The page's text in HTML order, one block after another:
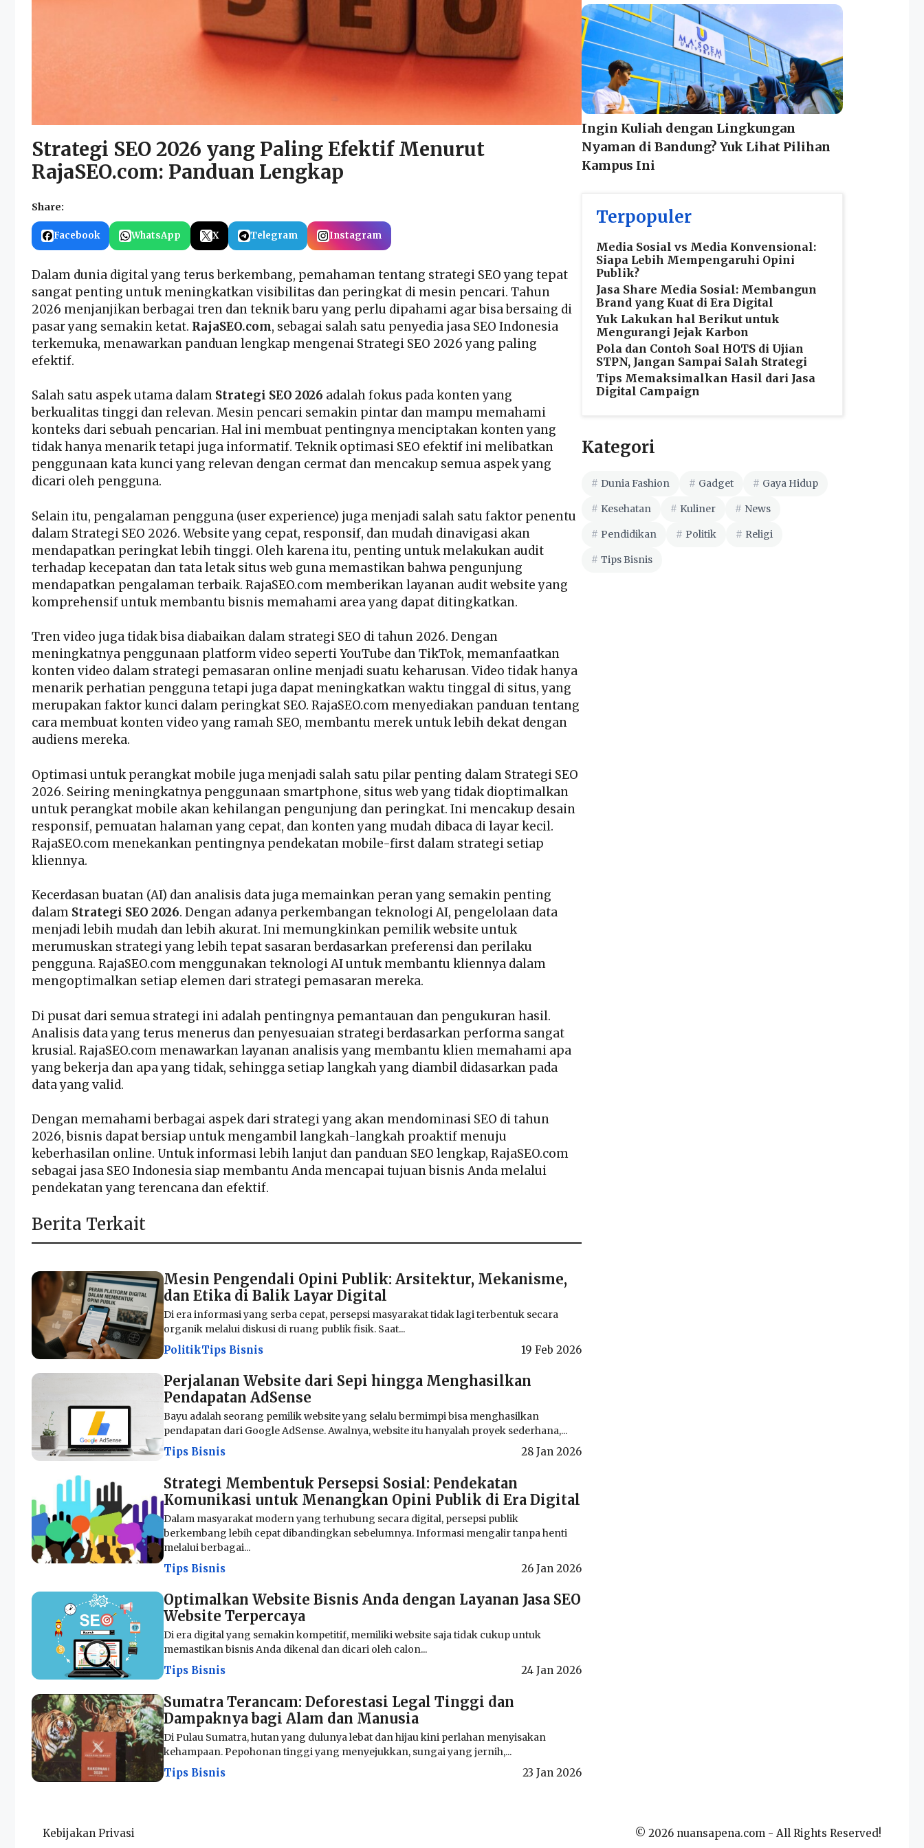
Strategi SEO 2026 yang Paling Efektif Menurut
RajaSEO.com: Panduan Lengkap
Share:
Facebook WhatsApp X Telegram Instagram
Dalam dunia digital yang terus berkembang, pemahaman tentang strategi SEO yang tepat
sangat penting untuk meningkatkan visibilitas dan peringkat di mesin pencari. Tahun
2026 menjanjikan berbagai tren dan teknik baru yang perlu dipahami agar bisa bersaing di
pasar yang semakin ketat. RajaSEO.com, sebagai salah satu penyedia jasa SEO Indonesia
terkemuka, menawarkan panduan lengkap mengenai Strategi SEO 2026 yang paling
efektif.
Salah satu aspek utama dalam Strategi SEO 2026 adalah fokus pada konten yang
berkualitas tinggi dan relevan. Mesin pencari semakin pintar dan mampu memahami
konteks dari sebuah pencarian. Hal ini membuat pentingnya menciptakan konten yang
tidak hanya menarik tetapi juga informatif. Teknik optimasi SEO efektif ini melibatkan
penggunaan kata kunci yang relevan dengan cermat dan mencakup semua aspek yang
dicari oleh pengguna.
Selain itu, pengalaman pengguna (user experience) juga menjadi salah satu faktor penentu
dalam Strategi SEO 2026. Website yang cepat, responsif, dan mudah dinavigasi akan
mendapatkan peringkat lebih tinggi. Oleh karena itu, penting untuk melakukan audit
terhadap kecepatan dan tata letak situs web guna memastikan bahwa pengunjung
mendapatkan pengalaman terbaik. RajaSEO.com memberikan layanan audit website yang
komprehensif untuk membantu bisnis memahami area yang dapat ditingkatkan.
Tren video juga tidak bisa diabaikan dalam strategi SEO di tahun 2026. Dengan
meningkatnya penggunaan platform video seperti YouTube dan TikTok, memanfaatkan
konten video dalam strategi pemasaran online menjadi suatu keharusan. Video tidak hanya
menarik perhatian pengguna tetapi juga dapat meningkatkan waktu tinggal di situs, yang
merupakan faktor kunci dalam peringkat SEO. RajaSEO.com menyediakan panduan tentang
cara membuat konten video yang ramah SEO, membantu merek untuk lebih dekat dengan
audiens mereka.
Optimasi untuk perangkat mobile juga menjadi salah satu pilar penting dalam Strategi SEO
2026. Seiring meningkatnya penggunaan smartphone, situs web yang tidak dioptimalkan
untuk perangkat mobile akan kehilangan pengunjung dan peringkat. Ini mencakup desain
responsif, pemuatan halaman yang cepat, dan konten yang mudah dibaca di layar kecil.
RajaSEO.com menekankan pentingnya pendekatan mobile-first dalam strategi setiap
kliennya.
Kecerdasan buatan (AI) dan analisis data juga memainkan peran yang semakin penting
dalam Strategi SEO 2026. Dengan adanya perkembangan teknologi AI, pengelolaan data
menjadi lebih mudah dan lebih akurat. Ini memungkinkan pemilik website untuk
merumuskan strategi yang lebih tepat sasaran berdasarkan preferensi dan perilaku
pengguna. RajaSEO.com menggunakan teknologi AI untuk membantu kliennya dalam
mengoptimalkan setiap elemen dari strategi pemasaran mereka.
Di pusat dari semua strategi ini adalah pentingnya pemantauan dan pengukuran hasil.
Analisis data yang terus menerus dan penyesuaian strategi berdasarkan performa sangat
krusial. RajaSEO.com menawarkan layanan analisis yang membantu klien memahami apa
yang bekerja dan apa yang tidak, sehingga setiap langkah yang diambil didasarkan pada
data yang valid.
Dengan memahami berbagai aspek dari strategi yang akan mendominasi SEO di tahun
2026, bisnis dapat bersiap untuk mengambil langkah-langkah proaktif menuju
keberhasilan online. Untuk informasi lebih lanjut dan panduan SEO lengkap, RajaSEO.com
sebagai jasa SEO Indonesia siap membantu Anda mencapai tujuan bisnis Anda melalui
pendekatan yang terencana dan efektif.
Berita Terkait
Mesin Pengendali Opini Publik: Arsitektur, Mekanisme,
dan Etika di Balik Layar Digital
Di era informasi yang serba cepat, persepsi masyarakat tidak lagi terbentuk secara
organik melalui diskusi di ruang publik fisik. Saat...
PolitikTips Bisnis 19 Feb 2026
Perjalanan Website dari Sepi hingga Menghasilkan
Pendapatan AdSense
Bayu adalah seorang pemilik website yang selalu bermimpi bisa menghasilkan
pendapatan dari Google AdSense. Awalnya, website itu hanyalah proyek sederhana,...
Tips Bisnis 28 Jan 2026
Strategi Membentuk Persepsi Sosial: Pendekatan
Komunikasi untuk Menangkan Opini Publik di Era Digital
Dalam masyarakat modern yang terhubung secara digital, persepsi publik
berkembang lebih cepat dibandingkan sebelumnya. Informasi mengalir tanpa henti
melalui berbagai...
Tips Bisnis 26 Jan 2026
Optimalkan Website Bisnis Anda dengan Layanan Jasa SEO
Website Terpercaya
Di era digital yang semakin kompetitif, memiliki website saja tidak cukup untuk
memastikan bisnis Anda dikenal dan dicari oleh calon...
Tips Bisnis 24 Jan 2026
Sumatra Terancam: Deforestasi Legal Tinggi dan
Dampaknya bagi Alam dan Manusia
Di Pulau Sumatra, hutan yang dulunya lebat dan hijau kini perlahan menyisakan
kehampaan. Pepohonan tinggi yang menyejukkan, sungai yang jernih,...
Tips Bisnis 23 Jan 2026
Ingin Kuliah dengan Lingkungan
Nyaman di Bandung? Yuk Lihat Pilihan
Kampus Ini
Terpopuler
Media Sosial vs Media Konvensional:
Siapa Lebih Mempengaruhi Opini
Publik?
Jasa Share Media Sosial: Membangun
Brand yang Kuat di Era Digital
Yuk Lakukan hal Berikut untuk
Mengurangi Jejak Karbon
Pola dan Contoh Soal HOTS di Ujian
STPN, Jangan Sampai Salah Strategi
Tips Memaksimalkan Hasil dari Jasa
Digital Campaign
Kategori
Dunia Fashion Gadget Gaya Hidup
Kesehatan Kuliner News
Pendidikan Politik Religi
Tips Bisnis
Kebijakan Privasi © 2026 nuansapena.com - All Rights Reserved!